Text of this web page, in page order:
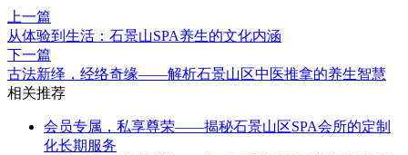
上一篇
从体验到生活：石景山SPA养生的文化内涵
下一篇
古法新绎，经络奇缘——解析石景山区中医推拿的养生智慧
相关推荐
会员专属，私享尊荣——揭秘石景山区SPA会所的定制
化长期服务